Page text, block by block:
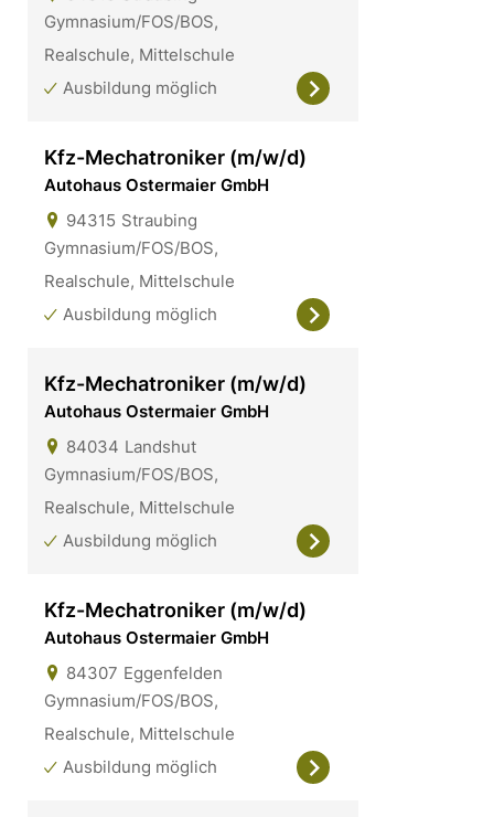
Gymnasium/FOS/BOS,
Realschule, Mittelschule
Ausbildung möglich
Kfz-Mechatroniker (m/w/d)
Autohaus Ostermaier GmbH
94315 Straubing
Gymnasium/FOS/BOS,
Realschule, Mittelschule
Ausbildung möglich
Kfz-Mechatroniker (m/w/d)
Autohaus Ostermaier GmbH
84034 Landshut
Gymnasium/FOS/BOS,
Realschule, Mittelschule
Ausbildung möglich
Kfz-Mechatroniker (m/w/d)
Autohaus Ostermaier GmbH
84307 Eggenfelden
Gymnasium/FOS/BOS,
Realschule, Mittelschule
Ausbildung möglich